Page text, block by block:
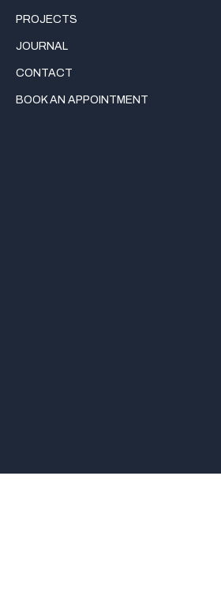
PROJECTS
JOURNAL
CONTACT
BOOK AN APPOINTMENT